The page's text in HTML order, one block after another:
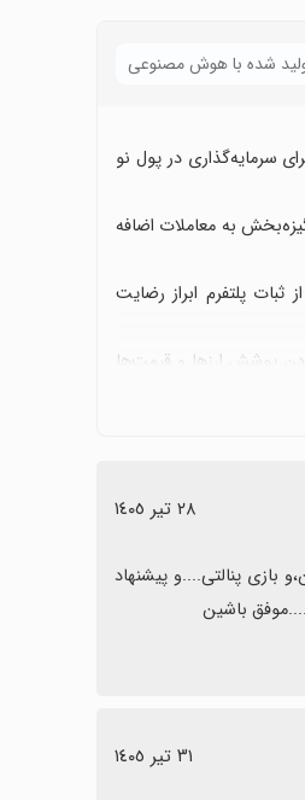
شده با هوش مصنوعی
سرمایه‌گذاری در پول نو
جام جهانی ۲۰۲۶ تجربه‌ای جذاب و انگیزه‌بخش به معاملات اضافه
پلتفرم ابراز رضایت
پوشش ارزها و قیمت‌ها
بهتر به نیازهایتان و
٢٨ تیر ١٤٠٥
٣١ تیر ١٤٠٥